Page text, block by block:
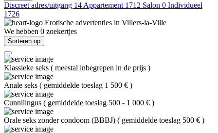
Discreet adres/uitgang 14 Appartement 1712 Salon 0 Individueel
1726
Erotische advertenties in Villers-la-Ville
We hebben 0 zoekertjes
Sorteren op
Klassieke seks ( meestal inbegrepen in de prijs )
Anale seks ( gemiddelde toeslag 1 500 € )
Cunnilingus ( gemiddelde toeslag 500 - 1 000 € )
Orale seks zonder condoom (BBBJ) ( gemiddelde toeslag 500 € )